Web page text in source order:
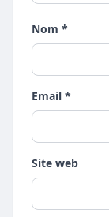
Nom *
Email *
Site web